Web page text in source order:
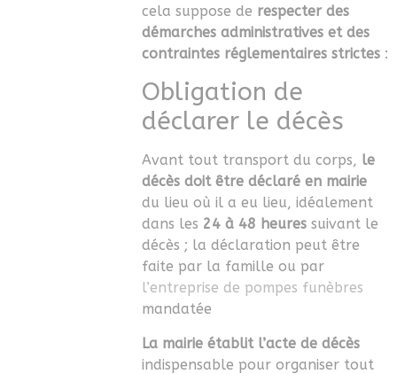
cela suppose de respecter des
démarches administratives et des
contraintes réglementaires strictes:
Obligation de
déclarer le décès
Avant tout transport du corps, le
décès doit être déclaré en mairie
du lieu où il a eu lieu, idéalement
dans les 24 à 48 heuressuivant le
décès ; la déclaration peut être
faite par la famille ou par
l’entreprise de pompes funèbres
mandatée
La mairie établit l’acte de décès
indispensable pour organiser tout